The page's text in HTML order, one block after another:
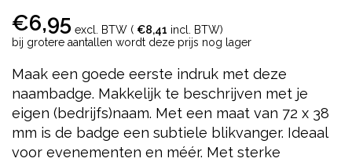
€6,95 excl. BTW ( €8,41 incl. BTW)
bij grotere aantallen wordt deze prijs nog lager
Maak een goede eerste indruk met deze
naambadge. Makkelijk te beschrijven met je
eigen (bedrijfs)naam. Met een maat van 72 x 38
mm is de badge een subtiele blikvanger. Ideaal
voor evenementen en méér. Met sterke